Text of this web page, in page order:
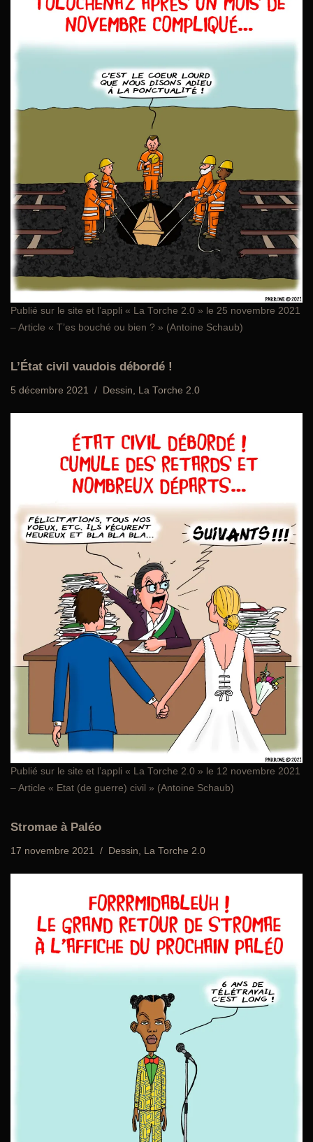
Publié sur le site et l’appli « La Torche 2.0 » le 25 novembre 2021
– Article « T’es bouché ou bien ? » (Antoine Schaub)
L’État civil vaudois débordé !
5 décembre 2021 Dessin La Torche 2.0
Publié sur le site et l’appli « La Torche 2.0 » le 12 novembre 2021
– Article « Etat (de guerre) civil » (Antoine Schaub)
Stromae à Paléo
17 novembre 2021 Dessin, La Torche 2.0